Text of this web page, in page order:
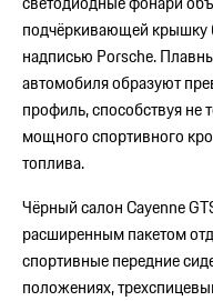
подчёркивающей крышку
надписью Porsche.
автомобиля образуют
профиль, способствуя не
мощного спортивного
топлива.
Чёрный салон Cayenne
расширенным пакетом
спортивные передние
положениях,